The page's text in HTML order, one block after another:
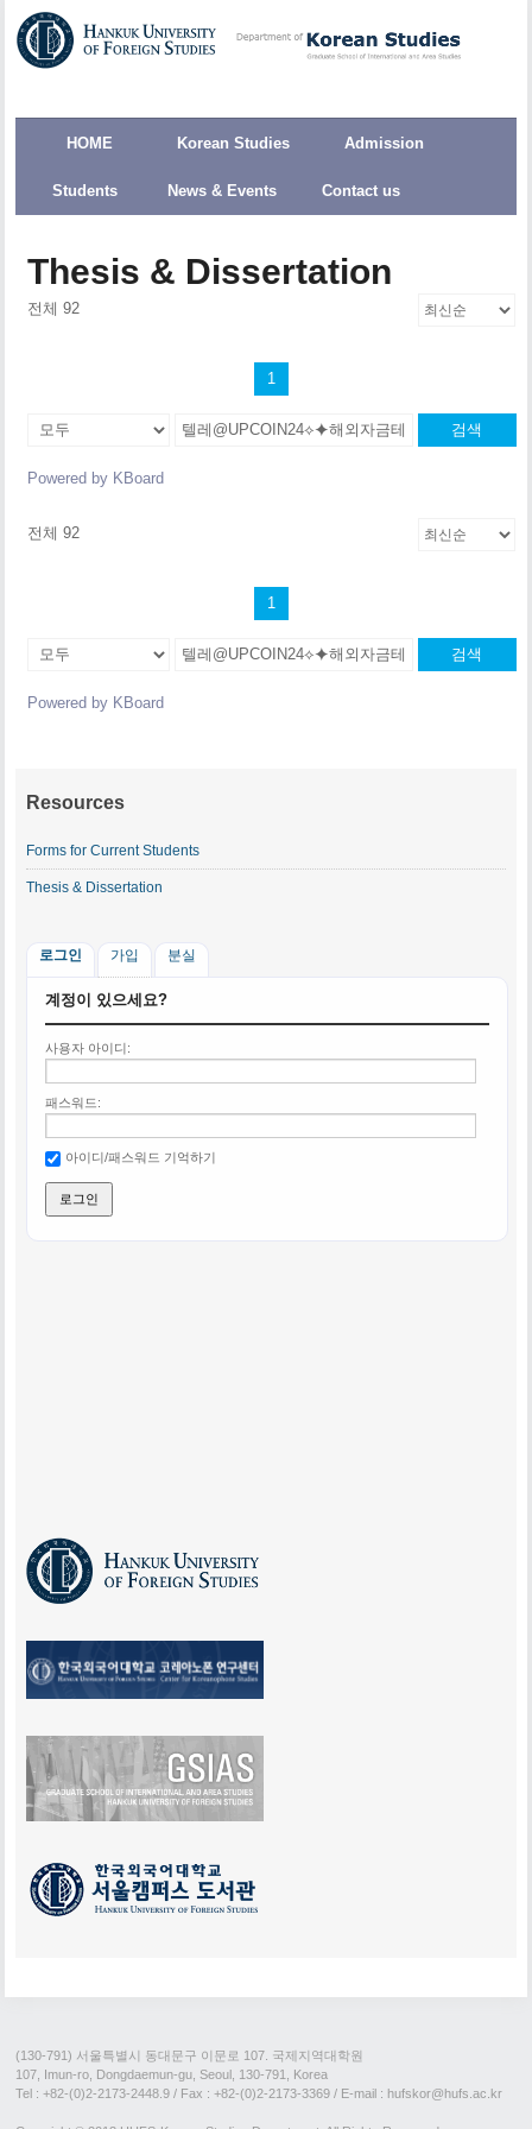
HOME Korean Studies Admission
Students News & Events Contact us
Thesis & Dissertation
전체 92
1
검색
Powered by KBoard
전체 92
1
검색
Powered by KBoard
Resources
Forms for Current Students
Thesis & Dissertation
로그인 가입 분실
계정이 있으세요?
사용자 아이디:
패스워드:
아이디/패스워드 기억하기
(130-791) 서울특별시 동대문구 이문로 107. 국제지역대학원
107, Imun-ro, Dongdaemun-gu, Seoul, 130-791, Korea
Tel : +82-(0)2-2173-2448.9/ Fax : +82-(0)2-2173-3369 / E-mail : hufskor@hufs.ac.kr